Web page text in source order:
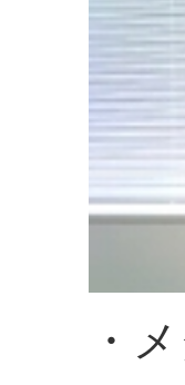
・